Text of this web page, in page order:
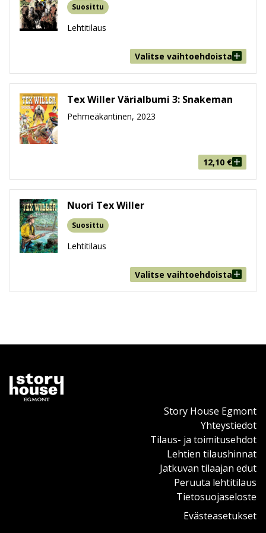
Suosittu
Lehtitilaus
Valitse vaihtoehdoista
Tex Willer Värialbumi 3: Snakeman
Pehmeäkantinen, 2023
12,10 €
Nuori Tex Willer
Suosittu
Lehtitilaus
Valitse vaihtoehdoista
Story House Egmont
Yhteystiedot
Tilaus- ja toimitusehdot
Lehtien tilaushinnat
Jatkuvan tilaajan edut
Peruuta lehtitilaus
Tietosuojaseloste
Evästeasetukset